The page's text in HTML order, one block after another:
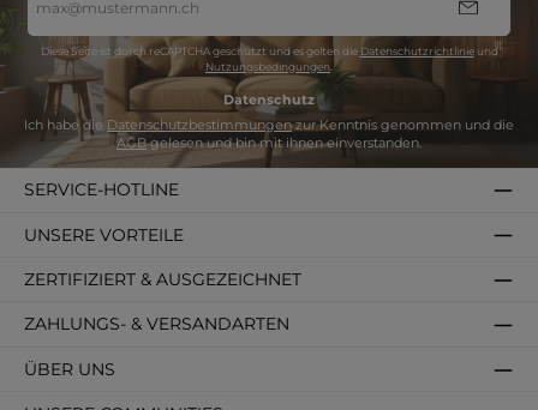
Mail-
Adresse
Diese Seite ist durch reCAPTCHA geschützt und es gelten die Datenschutzrichtlinieund
Nutzungsbedingungen.
Datenschutz
Ich habe die Datenschutzbestimmungenzur Kenntnis genommen und die
AGBgelesen und bin mit ihnen einverstanden.
SERVICE-HOTLINE
ZAHLUNGS- & VERSANDARTEN
ÜBER UNS
ZERTIFIZIERT & AUSGEZEICHNET
UNSERE VORTEILE